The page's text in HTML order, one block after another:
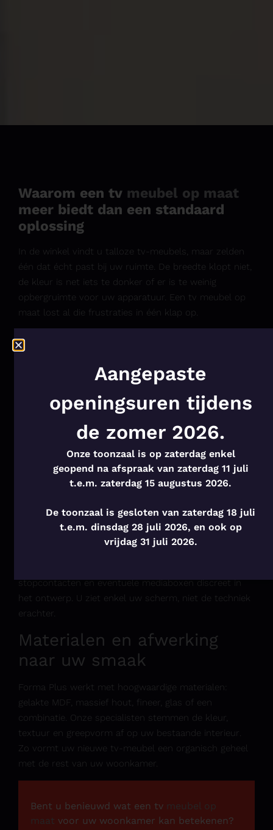
Waarom een tv meubel op maat
meer biedt dan een standaard
oplossing
In de winkel vindt u talloze tv-meubels, maar zelden
één dat écht past bij uw ruimte. De breedte klopt niet,
de kleur is net iets te donker of er is te weinig
opbergruimte
voor uw apparatuur. Een tv meubel op
maat lost al die frustraties in één klap op.
Afmetingen die exact
Elke woonkamer heeft zijn eigen afmetingen, nissen en
architecturale details. Onze ontwerpspecialisten meten
uw ruimte nauwkeurig op en ontwerpen een meubel
dat van muur tot muur loopt, perfect insluit in een
bestaande nis of naadloos aansluit bij andere
maatwerkmeubilair in de kamer.
Kabelbeheer en technische
integratie
Een tv-opstelling brengt al snel een wirwar van kabels
stopcontacten en eventuele mediaboxen discreet in
het ontwerp. U ziet enkel uw scherm, niet de techniek
erachter.
Materialen en afwerking
naar uw smaak
Forma Plus werkt met hoogwaardige materialen:
gelakte MDF, massief hout, fineer, glas of een
combinatie. Onze specialisten stemmen de kleur,
textuur en greepvorm af op uw bestaande interieur .
Zo vormt uw nieuwe tv-meubel een organisch geheel
met de rest van uw woonkamer.
Bent u benieuwd wat een tv meubel op
maat voor uw woonkamer kan betekenen?
Aangepaste
openingsuren tijdens
de zomer 2026.
Onze toonzaal is op zaterdag enkel
geopend na afspraak van zaterdag 11 juli
t.e.m. zaterdag 15 augustus 2026.
De toonzaal is gesloten van zaterdag 18 juli
t.e.m. dinsdag 28 juli 2026, en ook op
vrijdag 31 juli 2026.